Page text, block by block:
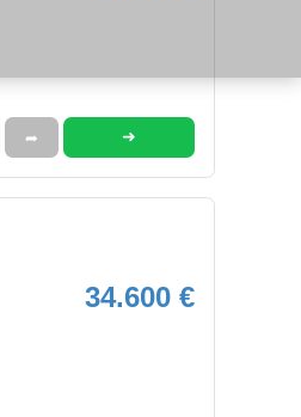
➦ ➜
34.600 €